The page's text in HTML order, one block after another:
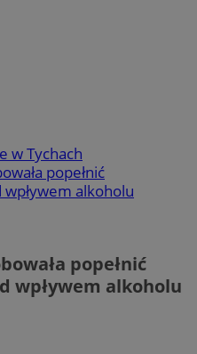
w Tychach
popełnić
wpływem alkoholu
popełnić
wpływem alkoholu